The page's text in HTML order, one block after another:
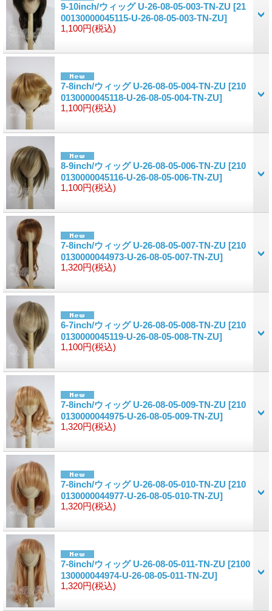
9-10inch/ウィッグ U-26-08-05-003-TN-ZU [21
00130000045115-U-26-08-05-003-TN-ZU]
1,100円(税込)
7-8inch/ウィッグ U-26-08-05-004-TN-ZU [210
0130000045118-U-26-08-05-004-TN-ZU]
1,100円(税込)
8-9inch/ウィッグ U-26-08-05-006-TN-ZU [210
0130000045116-U-26-08-05-006-TN-ZU]
1,100円(税込)
7-8inch/ウィッグ U-26-08-05-007-TN-ZU [210
0130000044973-U-26-08-05-007-TN-ZU]
1,320円(税込)
6-7inch/ウィッグ U-26-08-05-008-TN-ZU [210
0130000045119-U-26-08-05-008-TN-ZU]
1,100円(税込)
7-8inch/ウィッグ U-26-08-05-009-TN-ZU [210
0130000044975-U-26-08-05-009-TN-ZU]
1,320円(税込)
7-8inch/ウィッグ U-26-08-05-010-TN-ZU [210
0130000044977-U-26-08-05-010-TN-ZU]
1,320円(税込)
7-8inch/ウィッグ U-26-08-05-011-TN-ZU [2100
130000044974-U-26-08-05-011-TN-ZU]
1,320円(税込)